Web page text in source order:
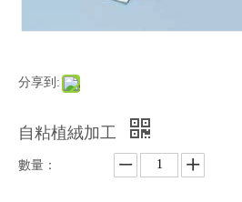
分享到:
自粘植絨加工
數量：